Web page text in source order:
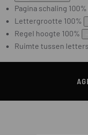
Pagina schaling 100%
Lettergrootte 100%
Regel hoogte 100%
Ruimte tussen letters